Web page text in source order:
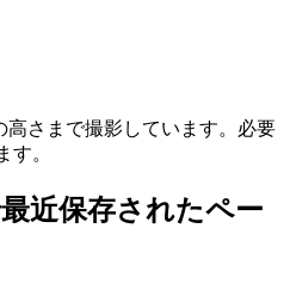
高さまで撮影しています。必要
す。
近保存されたペー